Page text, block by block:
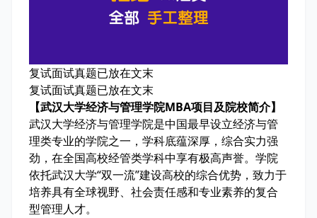
复试面试真题已放在文末
复试面试真题已放在文末
【武汉大学经济与管理学院MBA项目及院校简介】
武汉大学经济与管理学院是中国最早设立经济与管
理类专业的学院之一，学科底蕴深厚，综合实力强
劲，在全国高校经管类学科中享有极高声誉。学院
依托武汉大学“双一流”建设高校的综合优势，致力于
培养具有全球视野、社会责任感和专业素养的复合
型管理人才。